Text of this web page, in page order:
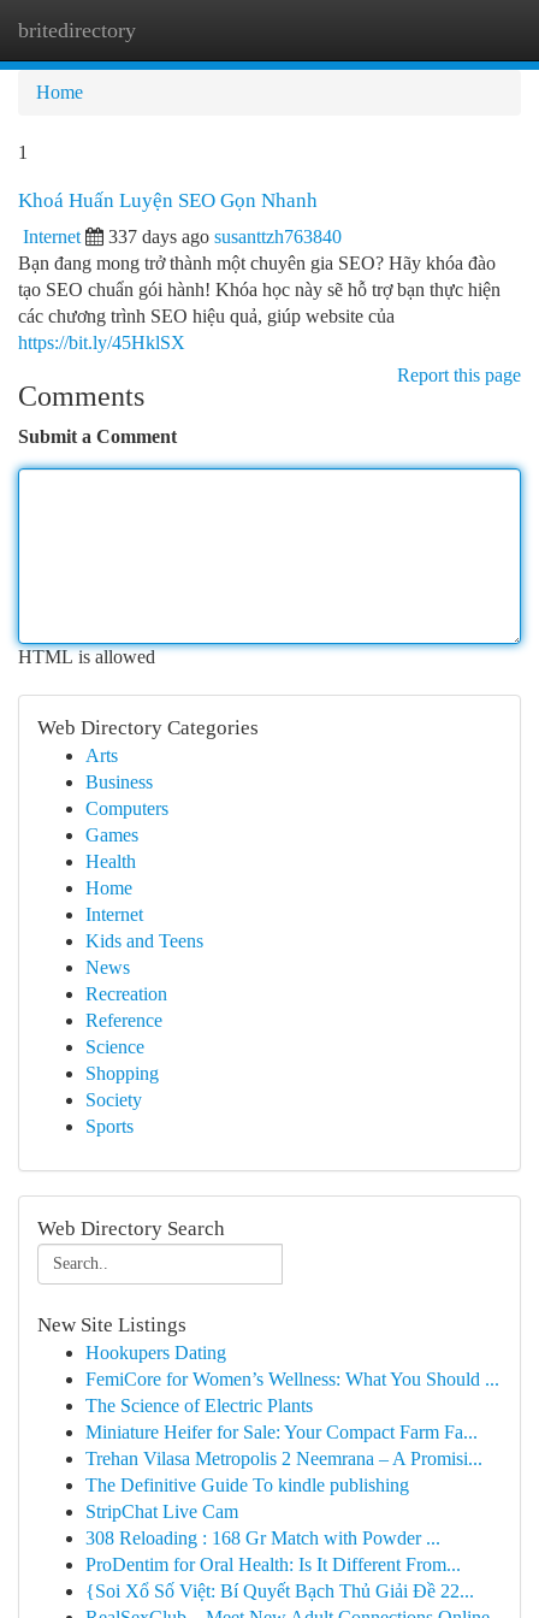
britedirectory
Home
1
Khoá Huấn Luyện SEO Gọn Nhanh
Internet 337 days ago susanttzh763840
Bạn đang mong trở thành một chuyên gia SEO? Hãy khóa đào
tạo SEO chuẩn gói hành! Khóa học này sẽ hỗ trợ bạn thực hiện
các chương trình SEO hiệu quả, giúp website của
https://bit.ly/45HklSX
Report this page
Comments
Submit a Comment
HTML is allowed
Web Directory Categories
Arts
Business
Computers
Games
Health
Home
Internet
Kids and Teens
News
Recreation
Reference
Science
Shopping
Society
Sports
Web Directory Search
New Site Listings
Hookupers Dating
FemiCore for Women’s Wellness: What You Should ...
The Science of Electric Plants
Miniature Heifer for Sale: Your Compact Farm Fa...
Trehan Vilasa Metropolis 2 Neemrana – A Promisi...
The Definitive Guide To kindle publishing
StripChat Live Cam
308 Reloading : 168 Gr Match with Powder ...
ProDentim for Oral Health: Is It Different From...
{Soi Xổ Số Việt: Bí Quyết Bạch Thủ Giải Đề 22...